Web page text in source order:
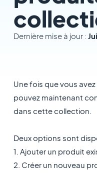
Dernière mise à jour :
Une fois que vous
pouvez maintenant
dans cette collection.
Deux options sont
1. Ajouter un produit
2. Créer un nouveau